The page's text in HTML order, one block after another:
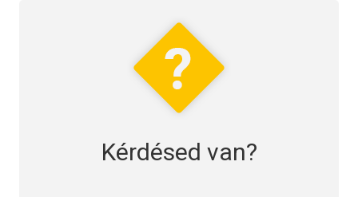
Kérdésed van?